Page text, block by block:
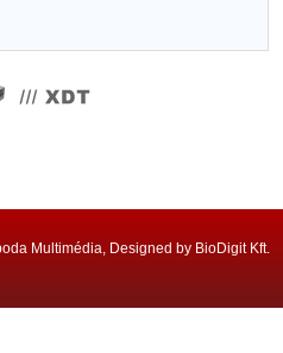
Multimédia, Designed by BioDigit Kft.